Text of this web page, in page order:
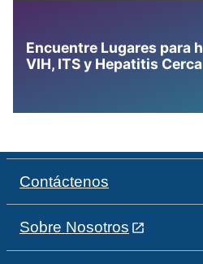
Encuentre Lugares para
VIH, ITS y Hepatitis
Contáctenos
Sobre Nosotros